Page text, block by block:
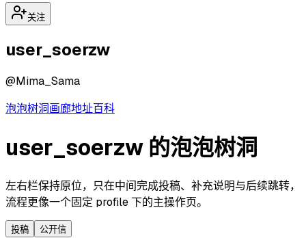
关注
user_soerzw
@Mima_Sama
泡泡树洞画廊地址百科
user_soerzw 的泡泡树洞
左右栏保持原位，只在中间完成投稿、补充说明与后续跳转，
流程更像一个固定 profile 下的主操作页。
投稿 公开信